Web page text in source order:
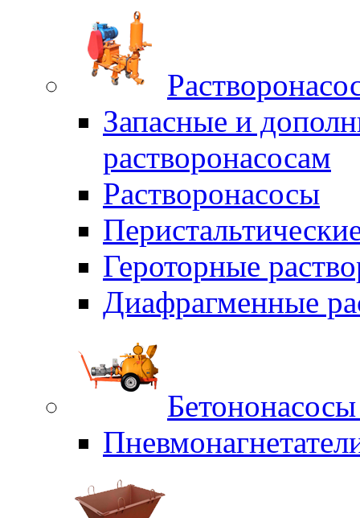
Запасные и
растворонасосам
Растворонасосы
Героторные
Диафрагменные